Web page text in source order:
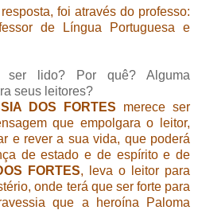
foi através do professo:
de Língua Portuguesa e
lido? Por quê? Alguma
seus leitores?
DOS FORTES merece ser
que empolgara o leitor,
e rever a sua vida, que poderá
de estado e de espírito e de
FORTES, leva o leitor para
onde terá que ser forte para
que a heroína Paloma